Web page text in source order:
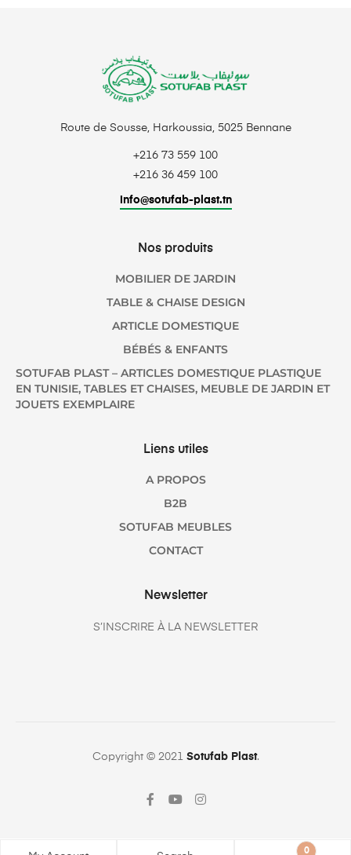
Route de Sousse, Harkoussia, 5025 Bennane
+216 73 559 100
+216 36 459 100
info@sotufab-plast.tn
Nos produits
MOBILIER DE JARDIN
TABLE & CHAISE DESIGN
ARTICLE DOMESTIQUE
BÉBÉS & ENFANTS
SOTUFAB PLAST – ARTICLES DOMESTIQUE PLASTIQUE
EN TUNISIE, TABLES ET CHAISES, MEUBLE DE JARDIN ET
JOUETS EXEMPLAIRE
Liens utiles
A PROPOS
B2B
SOTUFAB MEUBLES
CONTACT
Newsletter
S’INSCRIRE À LA NEWSLETTER
Copyright © 2021 Sotufab Plast.
0